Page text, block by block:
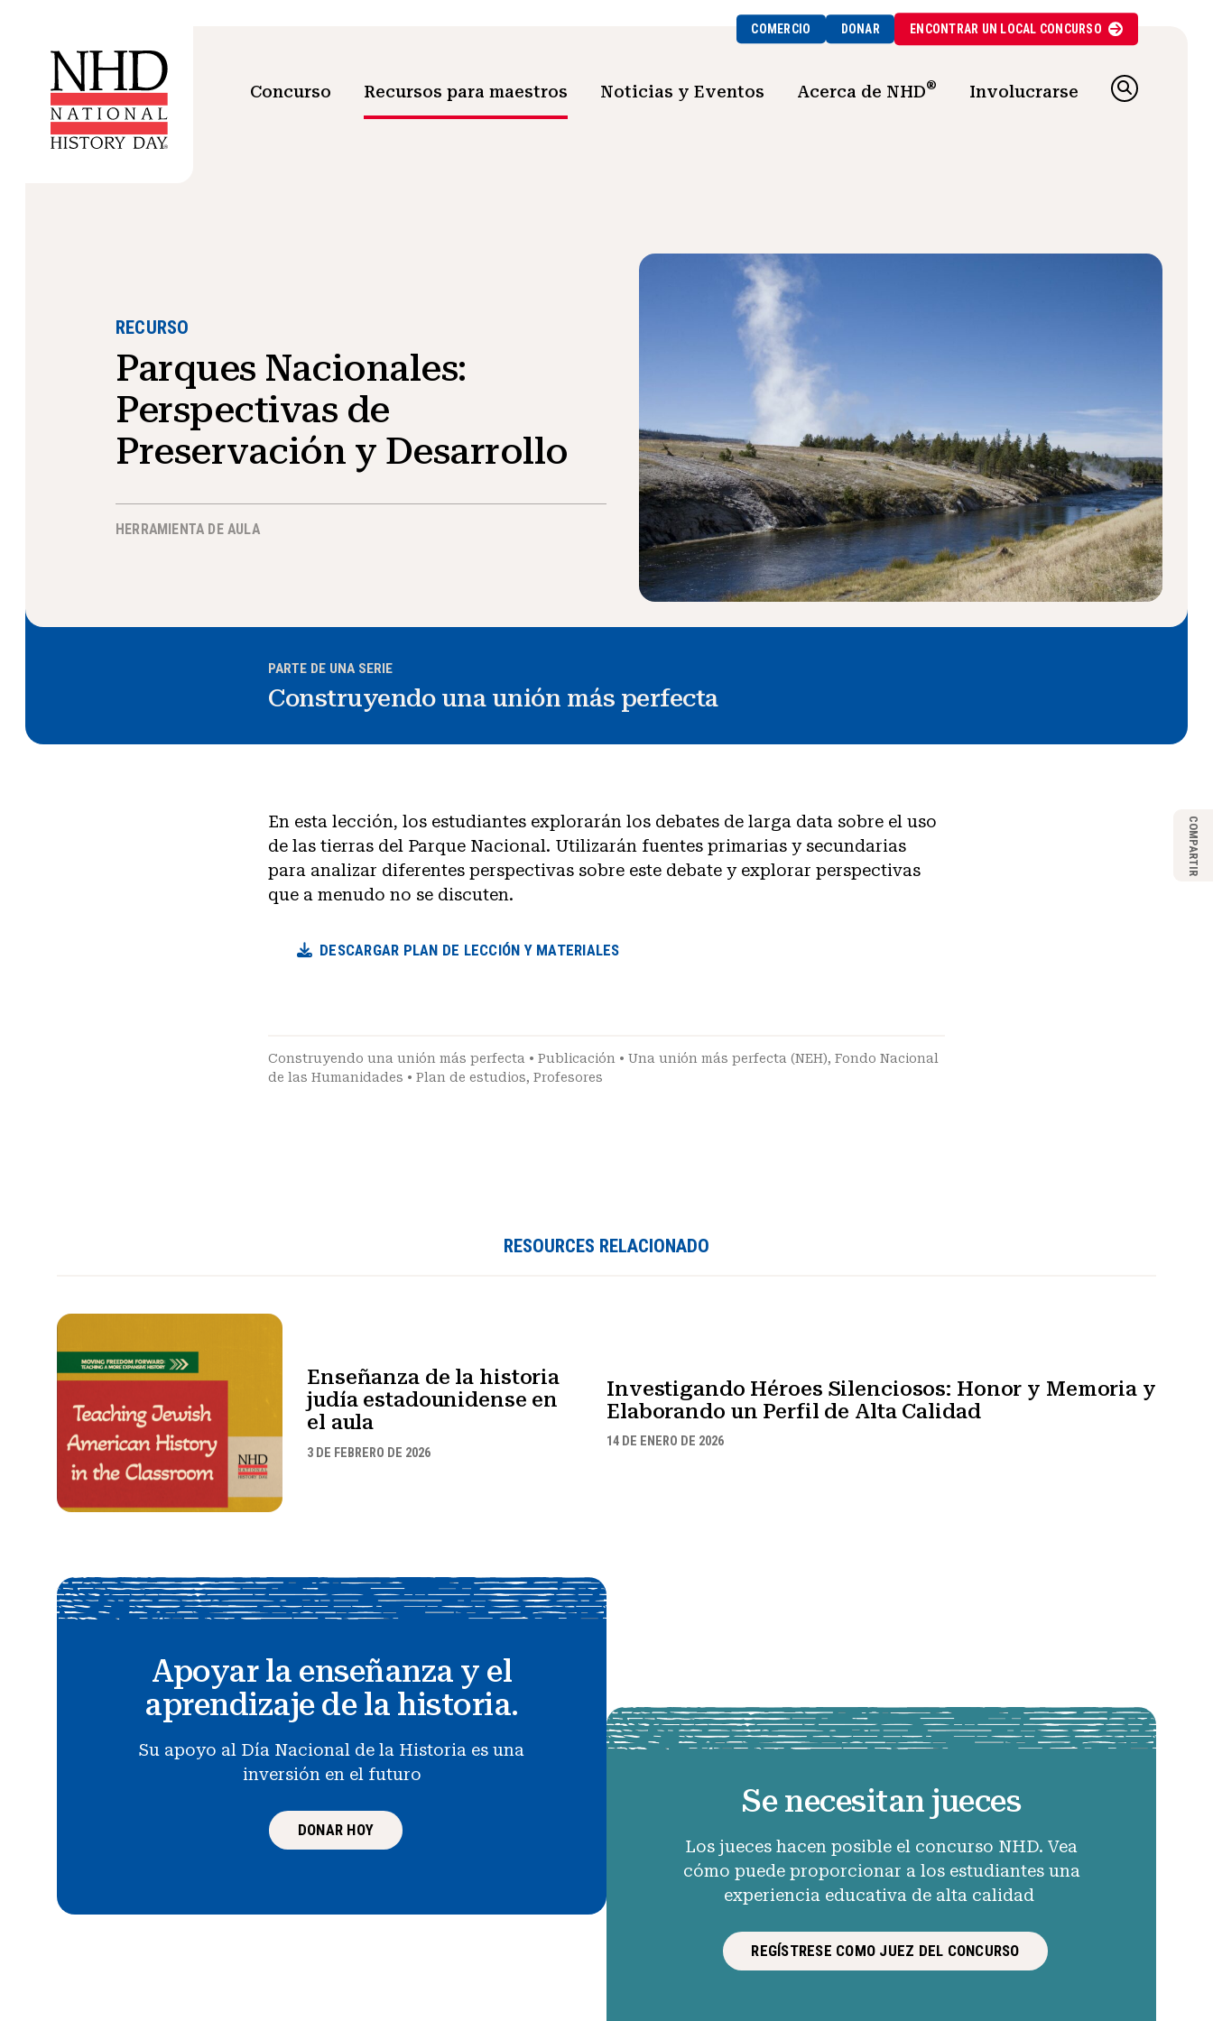
COMERCIO DONAR ENCONTRAR UN LOCAL CONCURSO
Concurso Recursos para maestros Noticias y Eventos Acerca de NHD® Involucrarse
RECURSO
Parques Nacionales:
Perspectivas de
Preservación y Desarrollo
HERRAMIENTA DE AULA
PARTE DE UNA SERIE
Construyendo una unión más perfecta
En esta lección, los estudiantes explorarán los debates de larga data sobre el uso
de las tierras del Parque Nacional. Utilizarán fuentes primarias y secundarias
para analizar diferentes perspectivas sobre este debate y explorar perspectivas
que a menudo no se discuten.
DESCARGAR PLAN DE LECCIÓN Y MATERIALES
Construyendo una unión más perfecta • Publicación • Una unión más perfecta (NEH), Fondo Nacional
de las Humanidades • Plan de estudios, Profesores
COMPARTIR
RESOURCES RELACIONADO
Enseñanza de la historia
judía estadounidense en
el aula
3 DE FEBRERO DE 2026
Investigando Héroes Silenciosos: Honor y Memoria y
Elaborando un Perfil de Alta Calidad
14 DE ENERO DE 2026
Apoyar la enseñanza y el
aprendizaje de la historia.
Su apoyo al Día Nacional de la Historia es una
inversión en el futuro
DONAR HOY
Se necesitan jueces
Los jueces hacen posible el concurso NHD. Vea
cómo puede proporcionar a los estudiantes una
experiencia educativa de alta calidad
REGÍSTRESE COMO JUEZ DEL CONCURSO